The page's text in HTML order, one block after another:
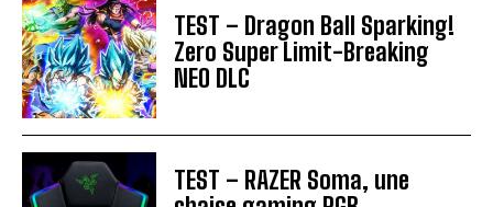
TEST – Dragon Ball Sparking!
Zero Super Limit-Breaking
NEO DLC
TEST – RAZER Soma, une